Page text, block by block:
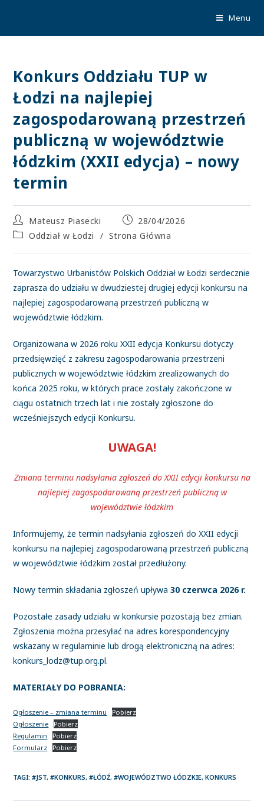
Menu
Konkurs Oddziału TUP w
Łodzi na najlepiej
zagospodarowaną przestrzeń
publiczną w województwie
łódzkim (XXII edycja) – nowy
termin
Mateusz Piasecki
28/04/2026
Oddział w Łodzi
/ Strona Główna
Towarzystwo Urbanistów Polskich Oddział w Łodzi serdecznie
zaprasza do udziału w dwudziestej drugiej edycji konkursu na
najlepiej zagospodarowaną przestrzeń publiczną w
województwie łódzkim.
Organizowana w 2026 roku XXII edycja Konkursu dotyczy
przedsięwzięć z zakresu zagospodarowania przestrzeni
publicznych w województwie łódzkim zrealizowanych do
końca 2025 roku, w których prace zostały zakończone w
ciągu ostatnich trzech lat i nie zostały zgłoszone do
wcześniejszych edycji Konkursu.
UWAGA!
Zmiana terminu nadsyłania zgłoszeń do XXII edycji konkursu na
najlepiej zagospodarowaną przestrzeń publiczną w
województwie łódzkim
Informujemy, że termin nadsyłania zgłoszeń do XXII edycji
konkursu na najlepiej zagospodarowaną przestrzeń publiczną
w województwie łódzkim został przedłużony.
Nowy termin składania zgłoszeń upływa30 czerwca 2026 r.
Pozostałe zasady udziału w konkursie pozostają bez zmian.
Zgłoszenia można przesyłać na adres korespondencyjny
wskazany w regulaminie lub drogą elektroniczną na adres:
konkurs_lodz@tup.org.pl.
MATERIAŁY DO POBRANIA:
Ogłoszenie – zmiana terminu
Pobierz
Ogłoszenie
Pobierz
Regulamin
Pobierz
Formularz
Pobierz
TAGI:#JST, #KONKURS, #ŁÓDŹ, #WOJEWÓDZTWO ŁÓDZKIE, KONKURS